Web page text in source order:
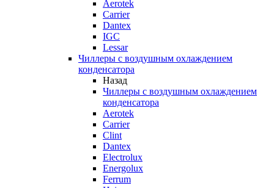
Aerotek
Carrier
Dantex
IGC
Lessar
Чиллеры с воздушным охлаждением
конденсатора
Назад
Чиллеры с воздушным охлаждением
конденсатора
Aerotek
Carrier
Clint
Dantex
Electrolux
Energolux
Ferrum